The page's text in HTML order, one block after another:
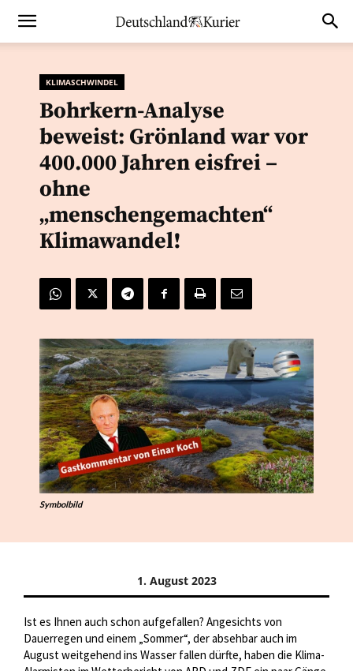
KLIMASCHWINDEL
Bohrkern-Analyse
beweist: Grönland war vor
400.000 Jahren eisfrei –
ohne
„menschengemachten“
Klimawandel!
Symbolbild
1. August 2023
Ist es Ihnen auch schon aufgefallen? Angesichts von
Dauerregen und einem „Sommer“, der absehbar auch im
August weitgehend ins Wasser fallen dürfte, haben die Klima-